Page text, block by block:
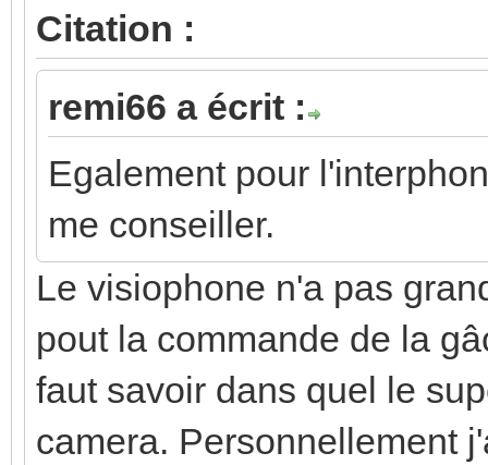
Citation :
remi66 a écrit :
Egalement pour
me conseiller.
Le visiophone n'a pas
pout la commande de la
faut savoir dans quel le
camera. Personnellement